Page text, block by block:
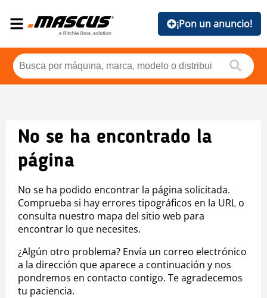
¡Pon un anuncio!
No se ha encontrado la
página
No se ha podido encontrar la página solicitada.
Comprueba si hay errores tipográficos en la URL o
consulta nuestro mapa del sitio web para
encontrar lo que necesites.
¿Algún otro problema? Envía un correo electrónico
a la dirección que aparece a continuación y nos
pondremos en contacto contigo. Te agradecemos
tu paciencia.